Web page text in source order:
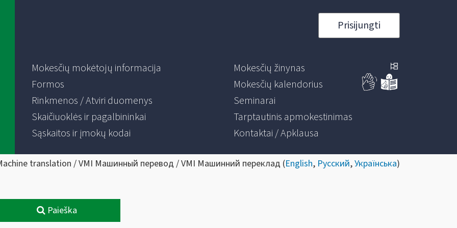
Prisijungti
Mokesčių mokėtojų informacija
Formos
Rinkmenos / Atviri duomenys
Skaičiuoklės ir pagalbininkai
Sąskaitos ir įmokų kodai
Mokesčių žinynas
Mokesčių kalendorius
Seminarai
Tarptautinis apmokestinimas
Kontaktai / Apklausa
translation / VMI Машинный перевод / VMI Машинний переклад (English, Русский,Українська)
Paieška